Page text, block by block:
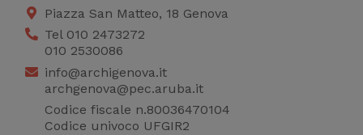
Piazza San Matteo, 18 Genova
Tel 010 2473272
010 2530086
info@archigenova.it
archgenova@pec.aruba.it
Codice fiscale n.80036470104
Codice univoco UFGIR2